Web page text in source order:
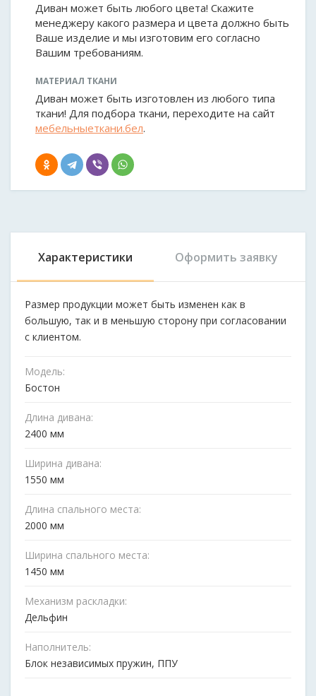
Диван может быть любого цвета! Скажите
менеджеру какого размера и цвета должно быть
Ваше изделие и мы изготовим его согласно
Вашим требованиям.
МАТЕРИАЛ ТКАНИ
Диван может быть изготовлен из любого типа
ткани! Для подбора ткани, переходите на сайт
мебельныеткани.бел.
Характеристики Оформить заявку
Размер продукции может быть изменен как в
большую, так и в меньшую сторону при согласовании
с клиентом.
Модель:
Бостон
Длина дивана:
2400 мм
Ширина дивана:
1550 мм
Длина спального места:
2000 мм
Ширина спального места:
1450 мм
Механизм раскладки:
Дельфин
Наполнитель:
Блок независимых пружин, ППУ